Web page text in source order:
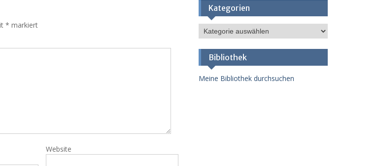
* markiert
Website
Kategorien
Kategorien
Bibliothek
Meine Bibliothek durchsuchen